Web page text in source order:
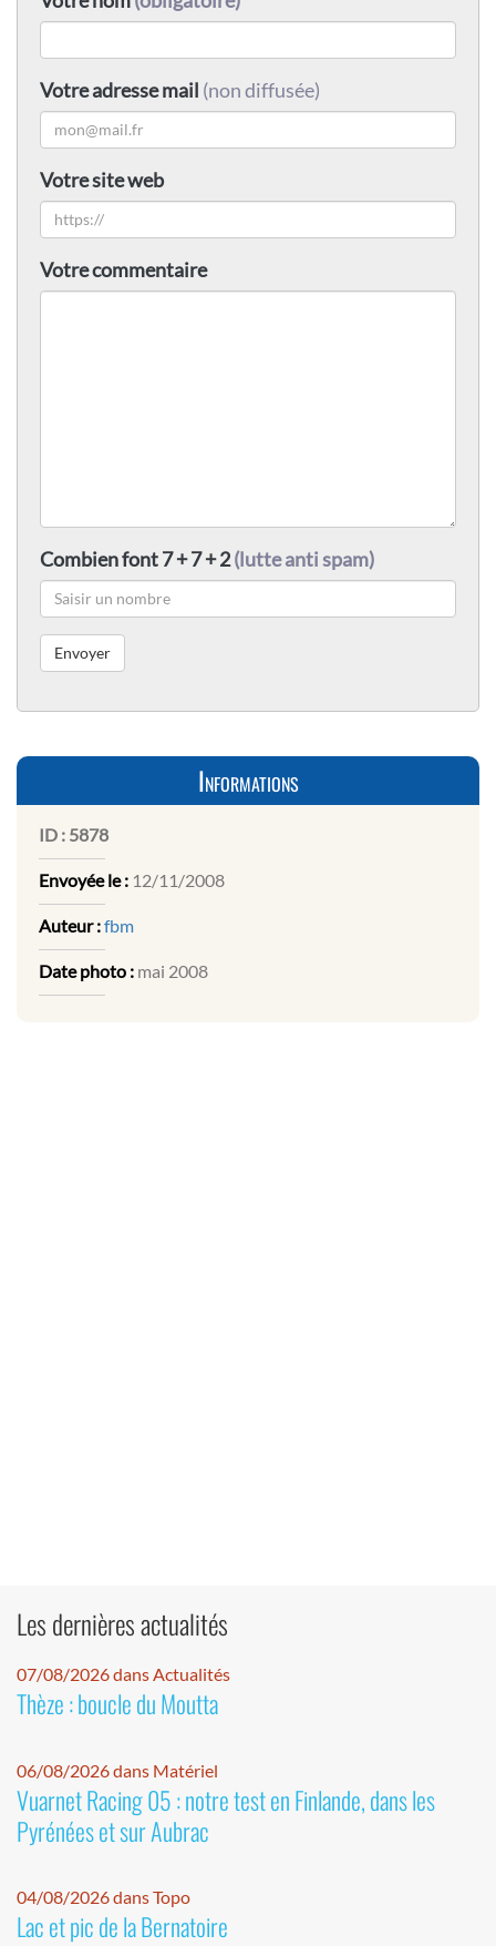
Votre adresse mail (non diffusée)
Votre site web
Votre commentaire
Combien font 7 + 7 + 2(lutte anti spam)
Informations
ID : 5878
Envoyée le : 12/11/2008
Auteur :fbm
Date photo : mai 2008
Les dernières actualités
07/08/2026 dans Actualités
Thèze : boucle du Moutta
06/08/2026 dans Matériel
Vuarnet Racing 05 : notre test en Finlande, dans les
Pyrénées et sur Aubrac
04/08/2026 dans Topo
Lac et pic de la Bernatoire